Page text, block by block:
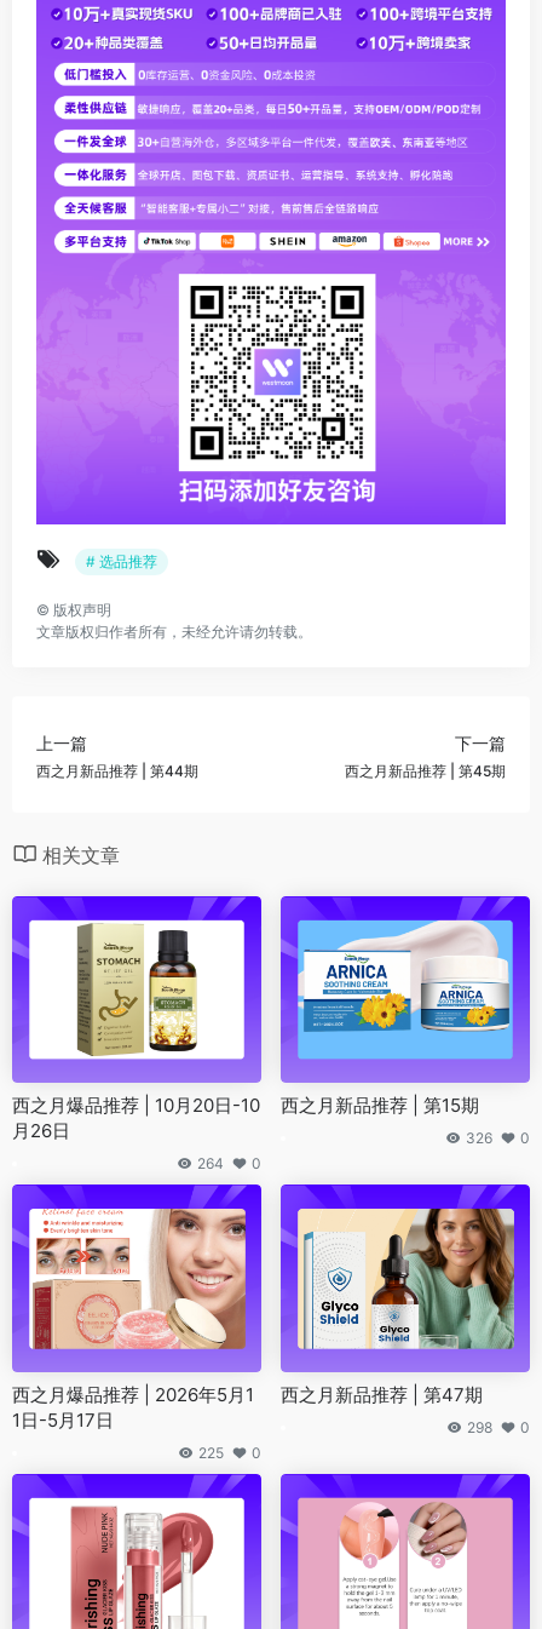
# 选品推荐
© 版权声明
文章版权归作者所有，未经允许请勿转载。
上一篇
西之月新品推荐 | 第44期
下一篇
西之月新品推荐 | 第45期
相关文章
西之月爆品推荐 | 10月20日-10
月26日
264 0
西之月新品推荐 | 第15期
326 0
西之月爆品推荐 | 2026年5月1
1日-5月17日
225 0
西之月新品推荐 | 第47期
298 0